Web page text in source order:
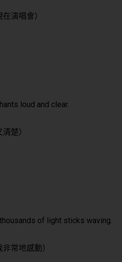
演唱會）
loud and clear.
楚）
of light sticks waving.
常地感動）